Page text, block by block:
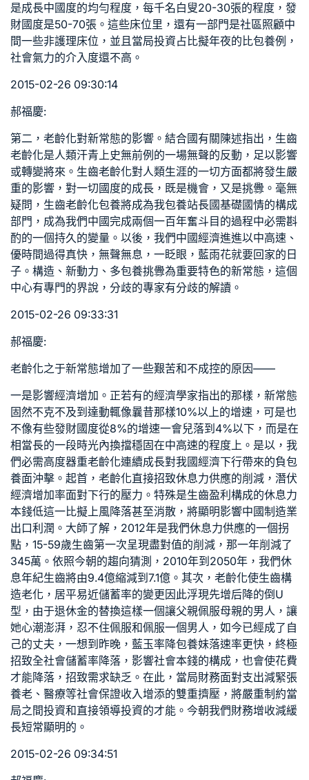
是成長中國度的均勻程度，每千名白叟20-30張的程度，發
財國度是50-70張。這些床位里，還有一部門是社區照顧中
間一些非護理床位，並且當局投資占比擬年夜的比包養例，
社會氣力的介入度還不高。
2015-02-26 09:30:14
郝福慶:
第二，老齡化對新常態的影響。結合國有關陳述指出，生齒
老齡化是人類汗青上史無前例的一場無聲的反動，足以影響
或轉變將來。生齒老齡化對人類生涯的一切方面都將發生嚴
重的影響，對一切國度的成長，既是機會，又是挑釁。毫無
疑問，生齒老齡化包養將成為我包養站長國基礎國情的構成
部門，成為我們中國完成兩個一百年奮斗目的過程中必需斟
酌的一個持久的變量。以後，我們中國經濟進進以中高速、
優時間過得真快，無聲無息，一眨眼，藍雨花就要回家的日
子。構造、新動力、多包養挑釁為重要特色的新常態，這個
中心有專門的界說，分歧的專家有分歧的解讀。
2015-02-26 09:33:31
郝福慶:
老齡化之于新常態增加了一些艱苦和不成控的原因——
一是影響經濟增加。正若有的經濟學家指出的那樣，新常態
固然不克不及到達動輒像曩昔那樣10%以上的增速，可是也
不像有些發財國度從8%的增速一會兒落到4%以下，而是在
相當長的一段時光內換擋穩固在中高速的程度上。是以，我
們必需高度器重老齡化連續成長對我國經濟下行帶來的負包
養面沖擊。起首，老齡化直接招致休息力供應的削減，潛伏
經濟增加率面對下行的壓力。特殊是生齒盈利構成的休息力
本錢低這一比擬上風降落甚至消散，將顯明影響中國制造業
出口利潤。大師了解，2012年是我們休息力供應的一個拐
點，15-59歲生齒第一次呈現盡對值的削減，那一年削減了
345萬。依照今朝的趨向猜測，2010年到2050年，我們休
息年紀生齒將由9.4億縮減到7.1億。其次，老齡化使生齒構
造老化，居平易近儲蓄率的變更因此浮現先增后降的倒U
型，由于退休金的替換這樣一個讓父親佩服母親的男人，讓
她心潮澎湃，忍不住佩服和佩服一個男人，如今已經成了自
己的丈夫，一想到昨晚，藍玉率降包養妹落速率更快，終極
招致全社會儲蓄率降落，影響社會本錢的構成，也會使花費
才能降落，招致需求缺乏。在此，當局財務面對支出減緊張
養老、醫療等社會保證收入增添的雙重擠壓，將嚴重制約當
局之間投資和直接領導投資的才能。今朝我們財務增收減緩
長短常顯明的。
2015-02-26 09:34:51